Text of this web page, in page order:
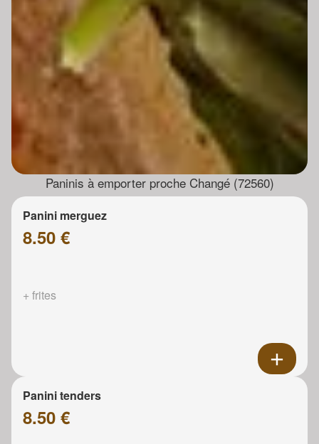
Paninis à emporter proche Changé (72560)
Panini merguez
8.50 €
+ frites
Panini tenders
8.50 €